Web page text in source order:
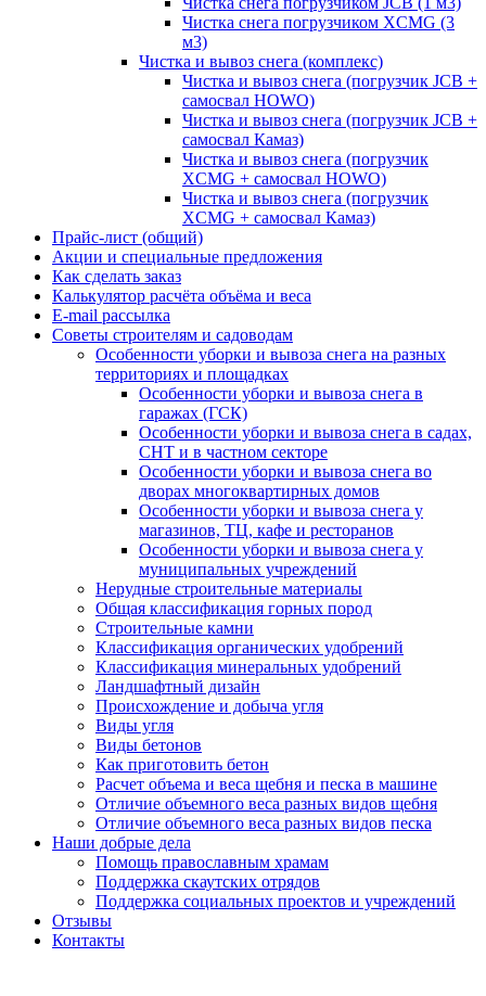
Чистка снега погрузчиком XCMG (3
м3)
Чистка и вывоз снега (комплекс)
Чистка и вывоз снега (погрузчик JCB +
самосвал HOWO)
Чистка и вывоз снега (погрузчик JCB +
самосвал Камаз)
Чистка и вывоз снега (погрузчик
XCMG + самосвал HOWO)
Чистка и вывоз снега (погрузчик
XCMG + самосвал Камаз)
Прайс-лист (общий)
Акции и специальные предложения
Как сделать заказ
Калькулятор расчёта объёма и веса
E-mail рассылка
Советы строителям и садоводам
Особенности уборки и вывоза снега на разных
территориях и площадках
Особенности уборки и вывоза снега в
гаражах (ГСК)
Особенности уборки и вывоза снега в садах,
СНТ и в частном секторе
Особенности уборки и вывоза снега во
дворах многоквартирных домов
Особенности уборки и вывоза снега у
магазинов, ТЦ, кафе и ресторанов
Особенности уборки и вывоза снега у
муниципальных учреждений
Нерудные строительные материалы
Общая классификация горных пород
Строительные камни
Классификация органических удобрений
Классификация минеральных удобрений
Ландшафтный дизайн
Происхождение и добыча угля
Виды угля
Виды бетонов
Как приготовить бетон
Расчет объема и веса щебня и песка в машине
Отличие объемного веса разных видов щебня
Отличие объемного веса разных видов песка
Наши добрые дела
Помощь православным храмам
Поддержка скаутских отрядов
Поддержка социальных проектов и учреждений
Отзывы
Контакты